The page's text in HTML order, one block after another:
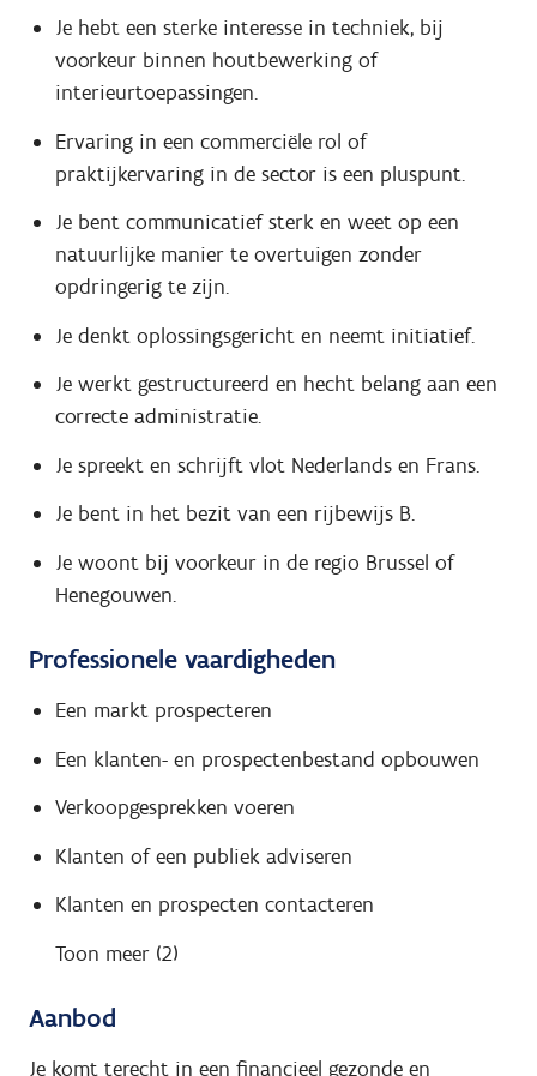
Je hebt een sterke interesse in techniek, bij
voorkeur binnen houtbewerking of
interieurtoepassingen.
Ervaring in een commerciële rol of
praktijkervaring in de sector is een pluspunt.
Je bent communicatief sterk en weet op een
natuurlijke manier te overtuigen zonder
opdringerig te zijn.
Je denkt oplossingsgericht en neemt initiatief.
Je werkt gestructureerd en hecht belang aan een
correcte administratie.
Je spreekt en schrijft vlot Nederlands en Frans.
Je bent in het bezit van een rijbewijs B.
Je woont bij voorkeur in de regio Brussel of
Henegouwen.
Professionele vaardigheden
Een markt prospecteren
Een klanten- en prospectenbestand opbouwen
Verkoopgesprekken voeren
Klanten of een publiek adviseren
Klanten en prospecten contacteren
Toon meer (2)
Aanbod
Je komt terecht in een financieel gezonde en